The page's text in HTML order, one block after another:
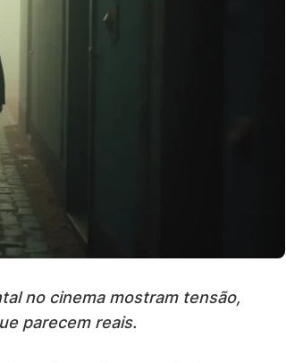
no cinema mostram tensão,
parecem reais.